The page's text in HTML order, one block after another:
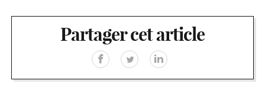
Partager cet article